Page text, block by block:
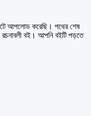
আপলোড করেছি। পথের শেষ
বই। আপনি বইটি পড়তে